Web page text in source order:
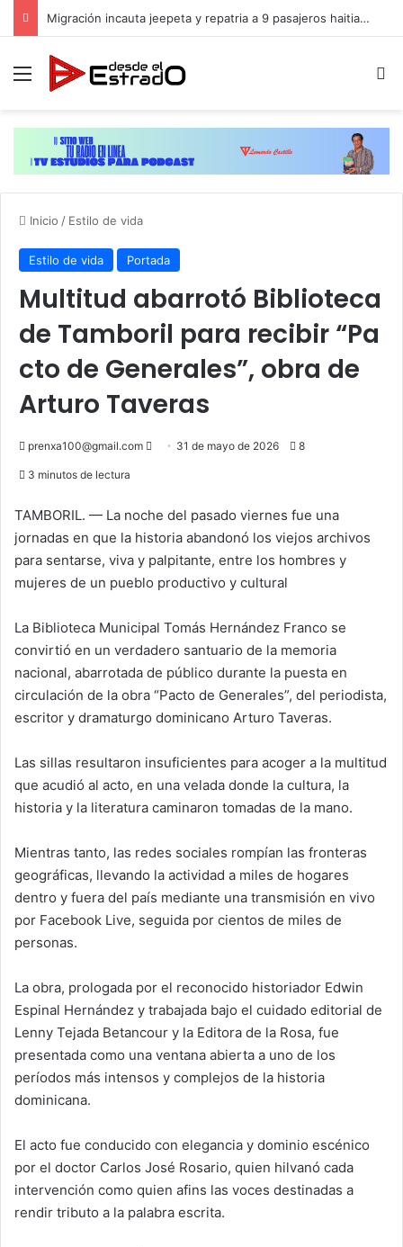
Migración incauta jeepeta y repatria a 9 pasajeros haitianos que transportaban en estatus irregular
Menú
Inicio / Estilo de vida
Estilo de vida Portada
Multitud abarrotó Biblioteca
de Tamboril para recibir “Pa
cto de Generales”, obra de
Arturo Taveras
prenxa100@gmail.com
Send 31 de mayo de 2026 8
3 minutos de lectura
TAMBORIL. — La noche del pasado viernes fue una
jornadas en que la historia abandonó los viejos archivos
para sentarse, viva y palpitante, entre los hombres y
mujeres de un pueblo productivo y cultural
La Biblioteca Municipal Tomás Hernández Franco se
convirtió en un verdadero santuario de la memoria
nacional, abarrotada de público durante la puesta en
circulación de la obra “Pacto de Generales”, del periodista,
escritor y dramaturgo dominicano Arturo Taveras.
Las sillas resultaron insuficientes para acoger a la multitud
que acudió al acto, en una velada donde la cultura, la
historia y la literatura caminaron tomadas de la mano.
Mientras tanto, las redes sociales rompían las fronteras
geográficas, llevando la actividad a miles de hogares
dentro y fuera del país mediante una transmisión en vivo
por Facebook Live, seguida por cientos de miles de
personas.
La obra, prologada por el reconocido historiador Edwin
Espinal Hernández y trabajada bajo el cuidado editorial de
Lenny Tejada Betancour y la Editora de la Rosa, fue
presentada como una ventana abierta a uno de los
períodos más intensos y complejos de la historia
dominicana.
El acto fue conducido con elegancia y dominio escénico
por el doctor Carlos José Rosario, quien hilvanó cada
intervención como quien afins las voces destinadas a
rendir tributo a la palabra escrita.